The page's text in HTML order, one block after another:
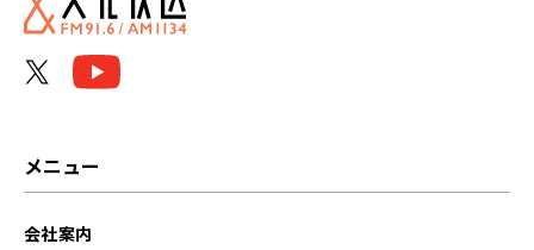
メニュー
会社案内